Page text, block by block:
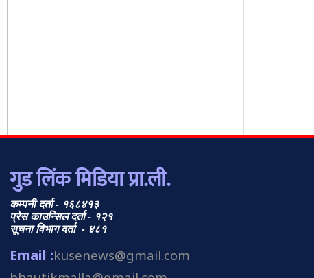
गुड लिंक मिडिया प्रा.ली.
कम्पनी दर्ता - १६८४१३
प्रेस काउन्सिल दर्ता - १२१
सूचना विभाग दर्ता - ४८१
Email :kusenews@gmail.com